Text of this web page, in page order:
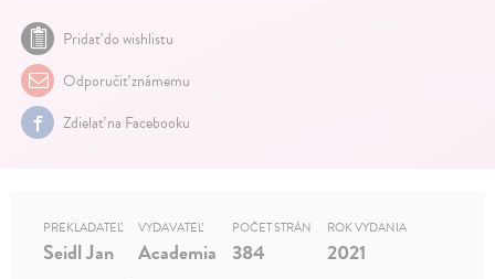
Pridať do wishlistu
Odporučiť známemu
Zdielať na Facebooku
PREKLADATEĽ
Seidl Jan
VYDAVATEĽ
Academia
POČET STRÁN
384
ROK VYDANIA
2021